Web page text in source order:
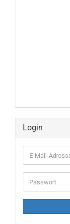
Login
E-
Mail-
Adresse
Passwort